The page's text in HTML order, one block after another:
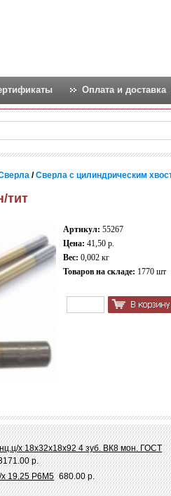
Оплата и доставка
/Сверла с цилиндрическим
тит
Артикул: 55267
Цена: 41,50 р.
Вес: 0,002 кг
Товаров на складе: 1770 шт
х 18х32х18х92 4 зуб. ВК8 мон. ГОСТ
р.
х 19.25 Р6М5 680.00 р.